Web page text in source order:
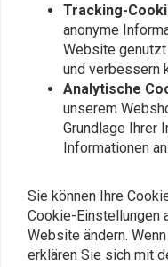
Tracking-
anonyme
Website
und verbessern
Analytische
unserem
Grundlage Ihrer
Informationen
Sie können Ihre
Cookie-Einstellungen
Website ändern.
erklären Sie sich mit